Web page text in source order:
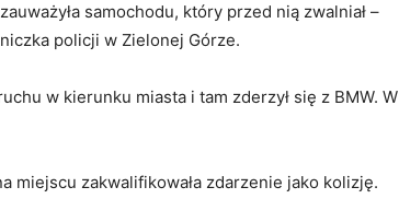
samochodu, który przed nią zwalniał –
policji w Zielonej Górze.
w kierunku miasta i tam zderzył się z BMW. W
miejscu zakwalifikowała zdarzenie jako kolizję.